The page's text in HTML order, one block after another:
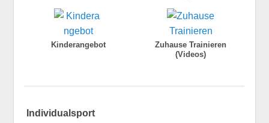
Kinderangebot
Zuhause Trainieren
(Videos)
Individualsport